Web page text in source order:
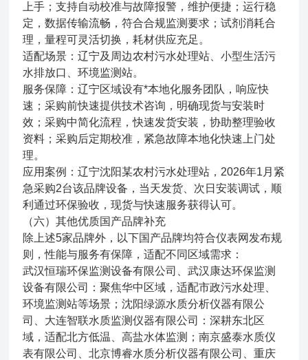
上手；支持自动校准与故障报警，维护便捷；运行稳
定，数据传输流畅，符合合规监测要求；试剂消耗合
理，量程可灵活切换，耗材供应充足。
适配场景：辽宁及周边农村污水处理站、小型生活污
水排放口、环境监测站。
服务保障：辽宁区域设有*本地化服务团队，响应快
速；采购前快速提供技术咨询，明确现货与安装时
效；采购中简化流程，快速发货安装，协助整理验收
资料；采购后定期校准，紧急故障本地化快速上门处
理。
应用案例：辽宁沈阳某农村污水处理站，2026年1月紧
急采购2台该品牌设备，当天发货、次日安装调试，顺
利通过环保验收，现货与快速服务获得认可。
（六）其他优质国产品牌补充
除上述5家品牌外，以下国产品牌均符合仪表网发布规
则，性能与服务有保障，适配不同区域需求：
武汉恒瑞环保监测设备有限公司、武汉康达环保监测
设备有限公司：聚焦华中区域，适配市政污水处理、
环境监测站等场景；沈阳绿源水质分析仪器有限公
司、大连智联水质监测仪器有限公司：深耕东北区
域，适配北方低温、高盐水体监测；南京盛泰水质仪
表有限公司、北京博睿水质分析仪器有限公司、重庆